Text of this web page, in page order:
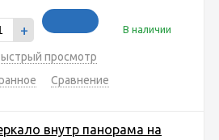
+ В наличии
просмотр
Сравнение
внутр панорама на